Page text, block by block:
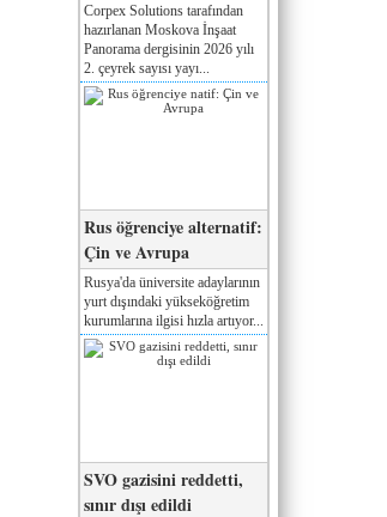
Corpex Solutions tarafından
hazırlanan Moskova İnşaat
Panorama dergisinin 2026 yılı
2. çeyrek sayısı yayı...
Rus öğrenciye alternatif:
Çin ve Avrupa
Rusya'da üniversite adaylarının
yurt dışındaki yükseköğretim
kurumlarına ilgisi hızla artıyor...
SVO gazisini reddetti,
sınır dışı edildi